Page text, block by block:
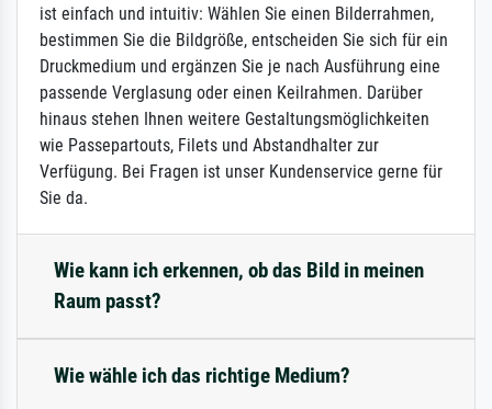
ist einfach und intuitiv: Wählen Sie einen Bilderrahmen,
bestimmen Sie die Bildgröße, entscheiden Sie sich für ein
Druckmedium und ergänzen Sie je nach Ausführung eine
passende Verglasung oder einen Keilrahmen. Darüber
hinaus stehen Ihnen weitere Gestaltungsmöglichkeiten
wie Passepartouts, Filets und Abstandhalter zur
Verfügung. Bei Fragen ist unser Kundenservice gerne für
Sie da.
Wie kann ich erkennen, ob das Bild in meinen
Raum passt?
Wie wähle ich das richtige Medium?